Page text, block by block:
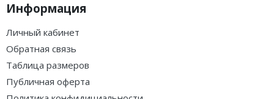
Информация
Личный кабинет
Обратная связь
Таблица размеров
Публичная оферта